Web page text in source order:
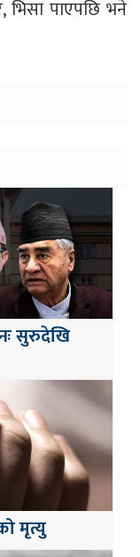
भिसा पाएपछि भने
सुरुदेखि
मृत्यु